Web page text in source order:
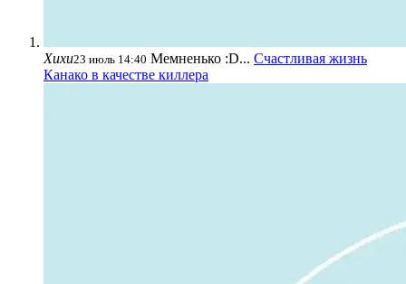
Хихи23 июль 14:40 Мемненько :D... Счастливая жизнь
Канако в качестве киллера